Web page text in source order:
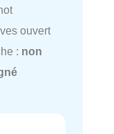
ouvert
: non